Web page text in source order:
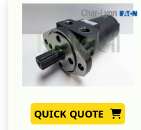
QUICK QUOTE